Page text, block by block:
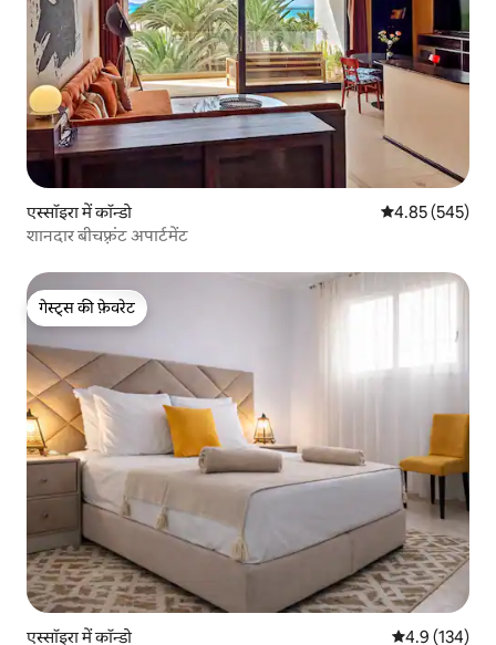
एस्सॉइरा में कॉन्डो औसत रेटिंग 5 में से
4.85 (545)
शानदार बीचफ़्रंट अपार्टमेंट
गेस्ट्स की फ़ेवरेट
गेस्ट्स की फ़ेवरेट
एस्सॉइरा में कॉन्डो औसत रेटिंग 5 में
4.9 (134)